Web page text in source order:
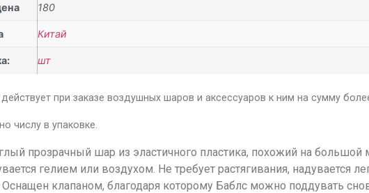
180
Китай
шт
при заказе воздушных шаров и аксессуаров к ним на сумму
числу в упаковке.
прозрачный шар из эластичного пластика, похожий на
гелием или воздухом. Не требует растягивания, надувается
клапаном, благодаря которому Баблс можно поддувать